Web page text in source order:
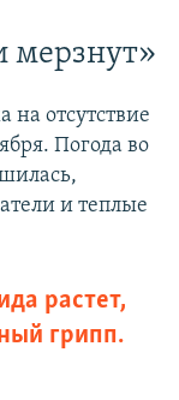
мерзнут»
отсутствие
Погода во
и теплые
растет,
грипп.